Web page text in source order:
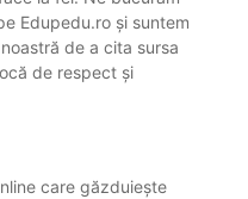
Edupedu.ro și suntem
de a cita sursa
de respect și
care găzduiește